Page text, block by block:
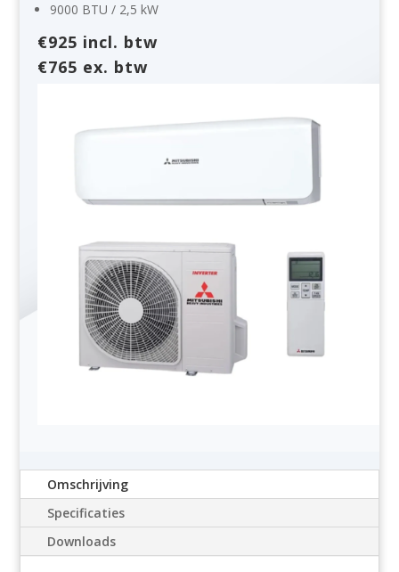
9000 BTU / 2,5 kW
€925 incl. btw
€765 ex. btw
Omschrijving
Specificaties
Downloads